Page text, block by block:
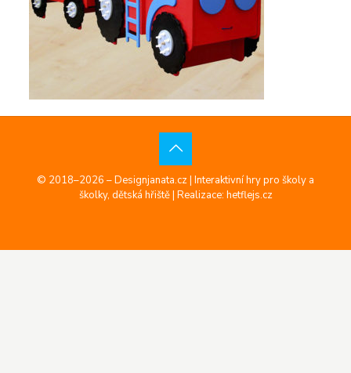
© 2018–2026 – Designjanata.cz | Interaktivní hry pro školy a
školky, dětská hřiště | Realizace: hetflejs.cz